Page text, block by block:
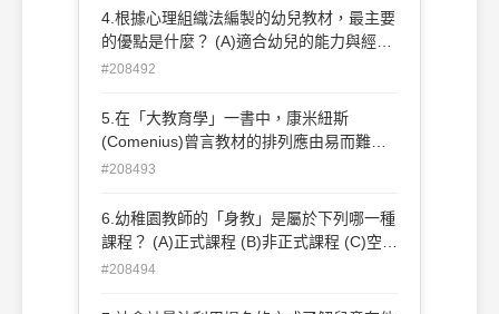
(C)人的頭腦很有彈性，能針對不同的經驗
與環境做出回應與改變 (D)關鍵期對於學習
4.根據心理組織法編製的幼兒教材，最主要
的優點是什麼？ (A)適合幼兒的能力與經驗
(B)顧及教材的完整性 (C)教材的編排符合
#208492
5.在「大教育學」一書中，康米紐斯
(Comenius)曾言教材的排列應由易而難，
自近而遠，這是運用以下何種原則？ (A)確
原則
#208493
6.幼稚園教師的「身教」是屬於下列哪一種
課程？ (A)正式課程 (B)非正式課程 (C)空白
課程 (D)潛在課程
#208494